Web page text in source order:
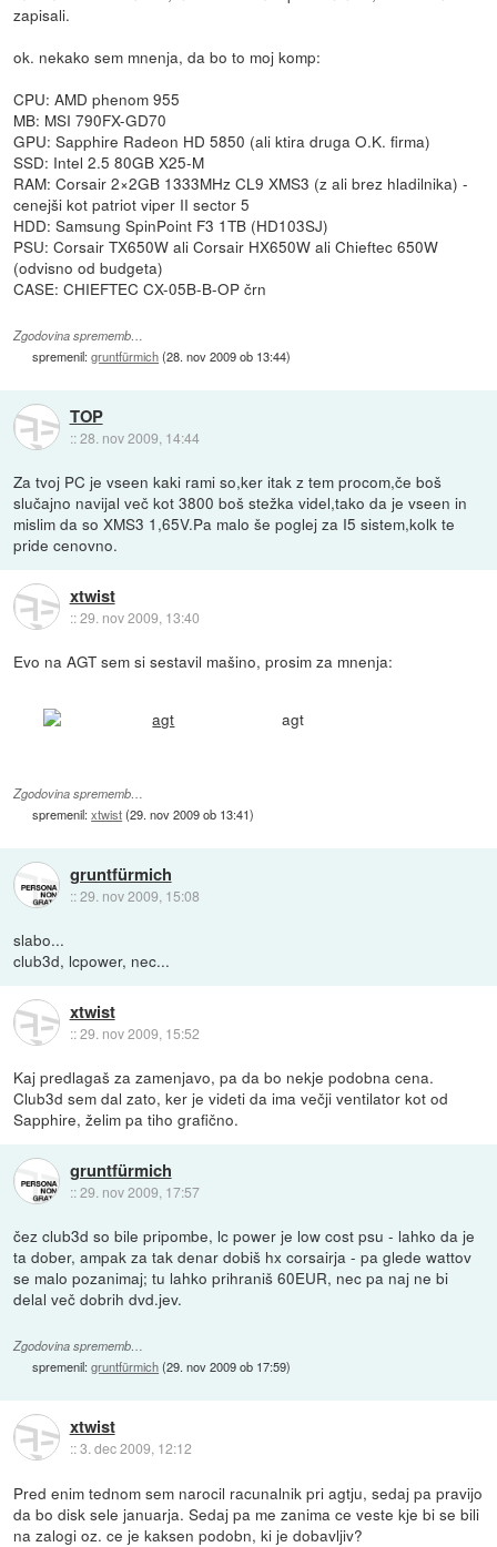
zapisali.
ok. nekako sem mnenja, da bo to moj komp:
CPU: AMD phenom 955
MB: MSI 790FX-GD70
GPU: Sapphire Radeon HD 5850 (ali ktira druga O.K. firma)
SSD: Intel 2.5 80GB X25-M
RAM: Corsair 2×2GB 1333MHz CL9 XMS3 (z ali brez hladilnika) -
cenejši kot patriot viper II sector 5
HDD: Samsung SpinPoint F3 1TB (HD103SJ)
PSU: Corsair TX650W ali Corsair HX650W ali Chieftec 650W
(odvisno od budgeta)
CASE: CHIEFTEC CX-05B-B-OP črn
Zgodovina sprememb…
spremenil:gruntfürmich(28. nov 2009 ob 13:44)
TOP
::28. nov 2009, 14:44
Za tvoj PC je vseen kaki rami so,ker itak z tem procom,če boš
slučajno navijal več kot 3800 boš stežka videl,tako da je vseen in
mislim da so XMS3 1,65V.Pa malo še poglej za I5 sistem,kolk te
pride cenovno.
xtwist
::29. nov 2009, 13:40
Evo na AGT sem si sestavil mašino, prosim za mnenja:
agt
Zgodovina sprememb…
spremenil:xtwist(29. nov 2009 ob 13:41)
gruntfürmich
::29. nov 2009, 15:08
slabo...
club3d, lcpower, nec...
xtwist
::29. nov 2009, 15:52
Kaj predlagaš za zamenjavo, pa da bo nekje podobna cena.
Club3d sem dal zato, ker je videti da ima večji ventilator kot od
Sapphire, želim pa tiho grafično.
gruntfürmich
::29. nov 2009, 17:57
čez club3d so bile pripombe, lc power je low cost psu - lahko da je
ta dober, ampak za tak denar dobiš hx corsairja - pa glede wattov
se malo pozanimaj; tu lahko prihraniš 60EUR, nec pa naj ne bi
delal več dobrih dvd.jev.
Zgodovina sprememb…
spremenil:gruntfürmich(29. nov 2009 ob 17:59)
xtwist
::3. dec 2009, 12:12
Pred enim tednom sem narocil racunalnik pri agtju, sedaj pa pravijo
da bo disk sele januarja. Sedaj pa me zanima ce veste kje bi se bili
na zalogi oz. ce je kaksen podobn, ki je dobavljiv?